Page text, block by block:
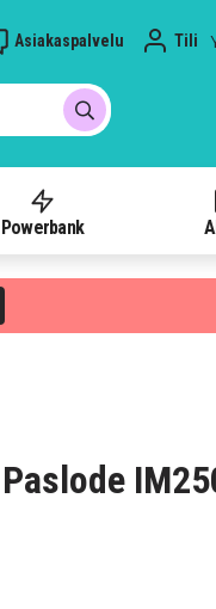
Asiakaspalvelu Tili
Powerbank